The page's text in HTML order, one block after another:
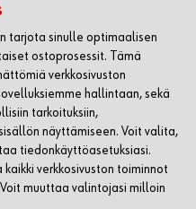
tarjota sinulle optimaalisen
ostoprosessit. Tämä
verkkosivuston
hallintaan, sekä
tarkoituksiin,
näyttämiseen. Voit valita,
tiedonkäyttöasetuksiasi.
verkkosivuston toiminnot
muuttaa valintojasi milloin